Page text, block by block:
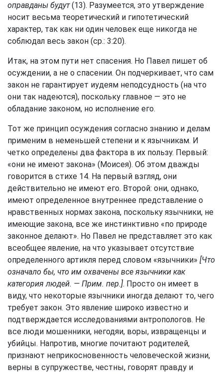
оправданы будут(13). Разумеется, это утверждение
носит весьма теоретический и гипотетический
характер, так как ни один человек еще никогда не
соблюдал весь закон (ср.: 3:20).
Итак, на этом пути нет спасения. Но Павел пишет об
осуждении, а не о спасении. Он подчеркивает, что сам
закон не гарантирует иудеям неподсудность (на что
они так надеются), поскольку главное — это не
обладание законом, но исполнение его.
Тот же принцип осуждения согласно знанию и делам
применим в неменьшей степени и к язычникам. И
четко определены два фактора в их пользу. Первый:
«они не имеют закона» (Моисея). Об этом дважды
говорится в стихе 14. На первый взгляд, они
действительно не имеют его. Второй: они, однако,
имеют определенное внутреннее представление о
нравственных нормах закона, поскольку язычники, не
имеющие закона, все же инстинктивно «по природе
законное делают». Но Павел не представляет это как
всеобщее явление, на что указывает отсутствие
определенного артикля перед словом «язычники» [Что
означало бы, что им охвачены все язычники как
категория людей. — Прим. пер.]. Просто он имеет в
виду, что некоторые язычники иногда делают то, чего
требует закон. Это явление широко известно и
подтверждается исследованиями антропологов. Не
все люди мошенники, негодяи, воры, извращенцы и
убийцы. Напротив, многие почитают родителей,
признают неприкосновенность человеческой жизни,
верны в супружестве, честны, говорят правду и